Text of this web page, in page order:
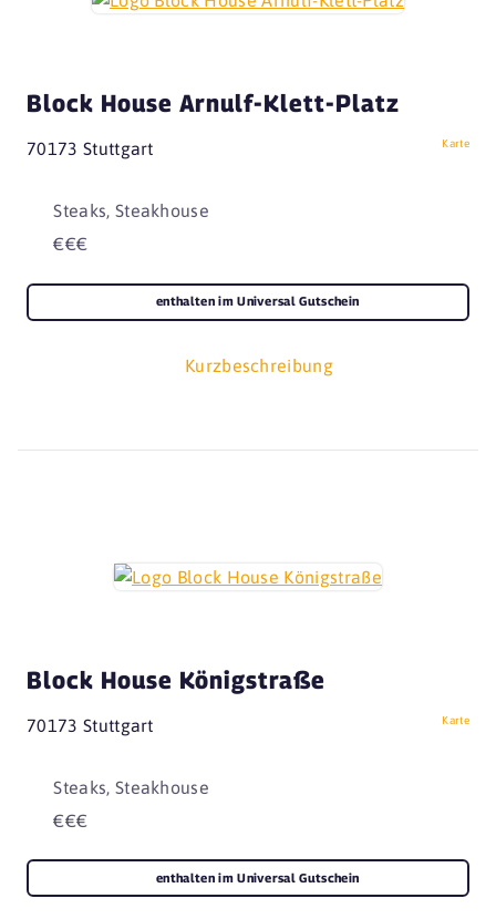
Block House Arnulf-Klett-Platz
70173 Stuttgart Karte
Steaks, Steakhouse
€€€
Kurzbeschreibung
enthalten im Universal Gutschein
Block House Königstraße
70173 Stuttgart Karte
Steaks, Steakhouse
€€€
enthalten im Universal Gutschein